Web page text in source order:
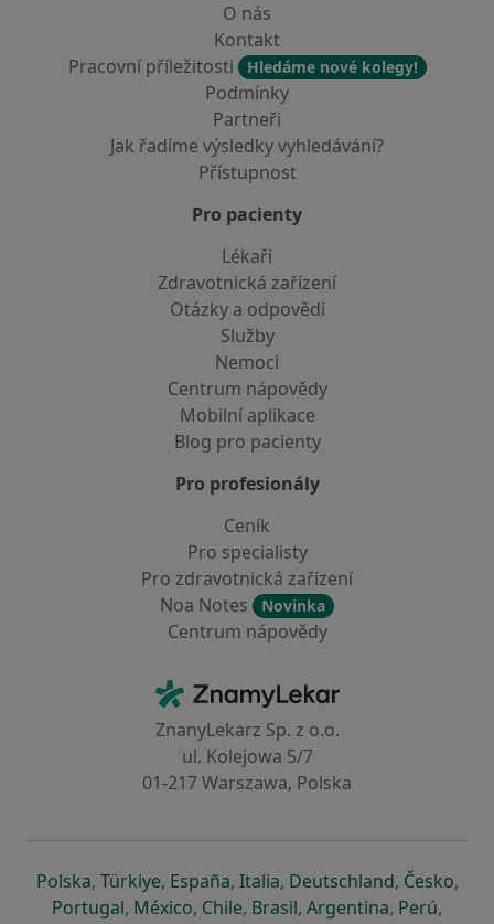
O nás
Kontakt
Pracovní příležitosti
Hledáme nové kolegy!
Podmínky
Partneři
Jak řadíme výsledky vyhledávání?
Přístupnost
Pro pacienty
Lékaři
Zdravotnická zařízení
Otázky a odpovědi
Služby
Nemoci
Centrum nápovědy
Mobilní aplikace
Blog pro pacienty
Pro profesionály
Ceník
Pro specialisty
Pro zdravotnická zařízení
Noa Notes
Novinka
Centrum nápovědy
ZnamyLekar - Hlavní stránka
ZnanyLekarz Sp. z o.o.
ul. Kolejowa 5/7
01-217 Warszawa, Polska
Polskase otevře v nové záložce
, Türkiyese otevře v nové záložce
, Españase otevře v nové záložce
, Italiase otevře v nové záložce
, Deutschlandse otevře v
, Českose
,
Portugalse otevře v nové záložce
, Méxicose otevře v nové záložce
, Chilese otevře v nové záložce
, Brasilse otevře v nové
, Argentinase otevře v
, Perúse
,